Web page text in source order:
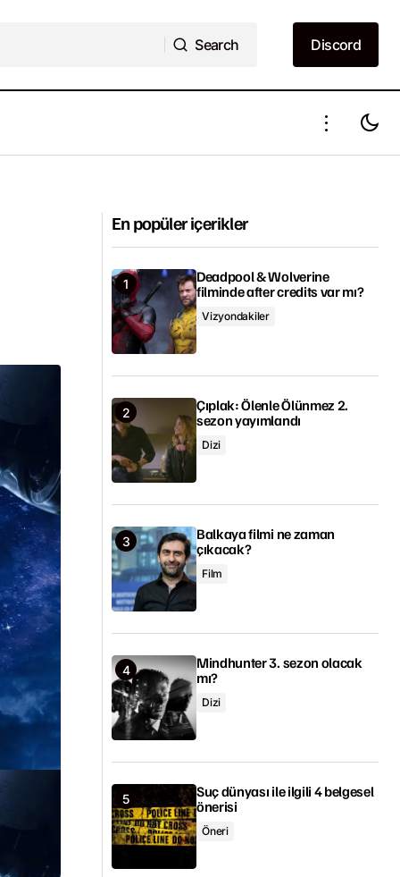
Search
Discord
Discord
En popüler içerikler
Deadpool & Wolverine
filminde after credits var mı?
Vizyondakiler
Çıplak: Ölenle Ölünmez 2.
sezon yayımlandı
Dizi
Balkaya filmi ne zaman
çıkacak?
Film
Mindhunter 3. sezon olacak
mı?
Dizi
Suç dünyası ile ilgili 4 belgesel
önerisi
Öneri